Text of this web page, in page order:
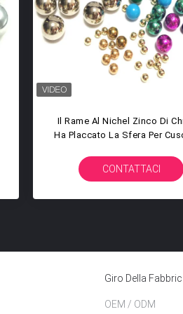
Palle Di Acciaio
AISI 304 Per Pittura Che
CONTATTACI
Giro Della
OEM / ODM